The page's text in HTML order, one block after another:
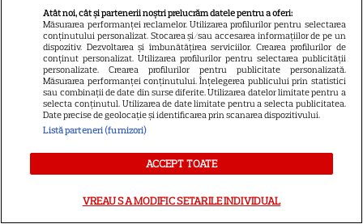
7
VEDETE STRĂINE
Ryan Gosling este noul Ghost
Rider din Universul Marvel.
Anunțul făcut la Comic-Con i-
a entuziasmat pe fani
DISNEY PLUS
Prada 2” s-a lansat pe Disney+.
Atât noi, cât și partenerii noștri prelucrăm datele pentru a oferi:
Măsurarea performanței reclamelor. Utilizarea profilurilor pentru selectarea
conținutului personalizat. Stocarea și/sau accesarea informațiilor de pe un
dispozitiv. Dezvoltarea și îmbunătățirea serviciilor. Crearea profilurilor de
conținut personalizat. Utilizarea profilurilor pentru selectarea publicității
personalizate. Crearea profilurilor pentru publicitate personalizată.
Măsurarea performanței conținutului. Înțelegerea publicului prin statistici
sau combinații de date din surse diferite. Utilizarea datelor limitate pentru a
selecta conținutul. Utilizarea de date limitate pentru a selecta publicitatea.
Date precise de geolocație și identificarea prin scanarea dispozitivului.
Listă parteneri (furnizori)
ACCEPT TOATE
VREAU SA MODIFIC SETARILE INDIVIDUAL